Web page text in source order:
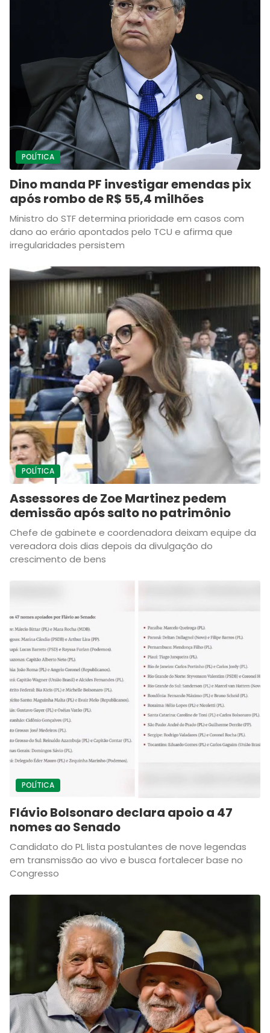
POLÍTICA
Dino manda PF investigar emendas pix
após rombo de R$ 55,4 milhões
Ministro do STF determina prioridade em casos com
dano ao erário apontados pelo TCU e afirma que
irregularidades persistem
POLÍTICA
Assessores de Zoe Martinez pedem
demissão após salto no patrimônio
Chefe de gabinete e coordenadora deixam equipe da
vereadora dois dias depois da divulgação do
crescimento de bens
POLÍTICA
Flávio Bolsonaro declara apoio a 47
nomes ao Senado
Candidato do PL lista postulantes de nove legendas
em transmissão ao vivo e busca fortalecer base no
Congresso